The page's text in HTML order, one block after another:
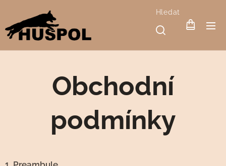
Hledat
Obchodní
podmínky